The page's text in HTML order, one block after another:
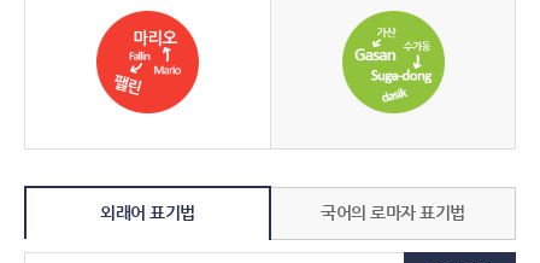
외래어 표기법 국어의 로마자 표기법